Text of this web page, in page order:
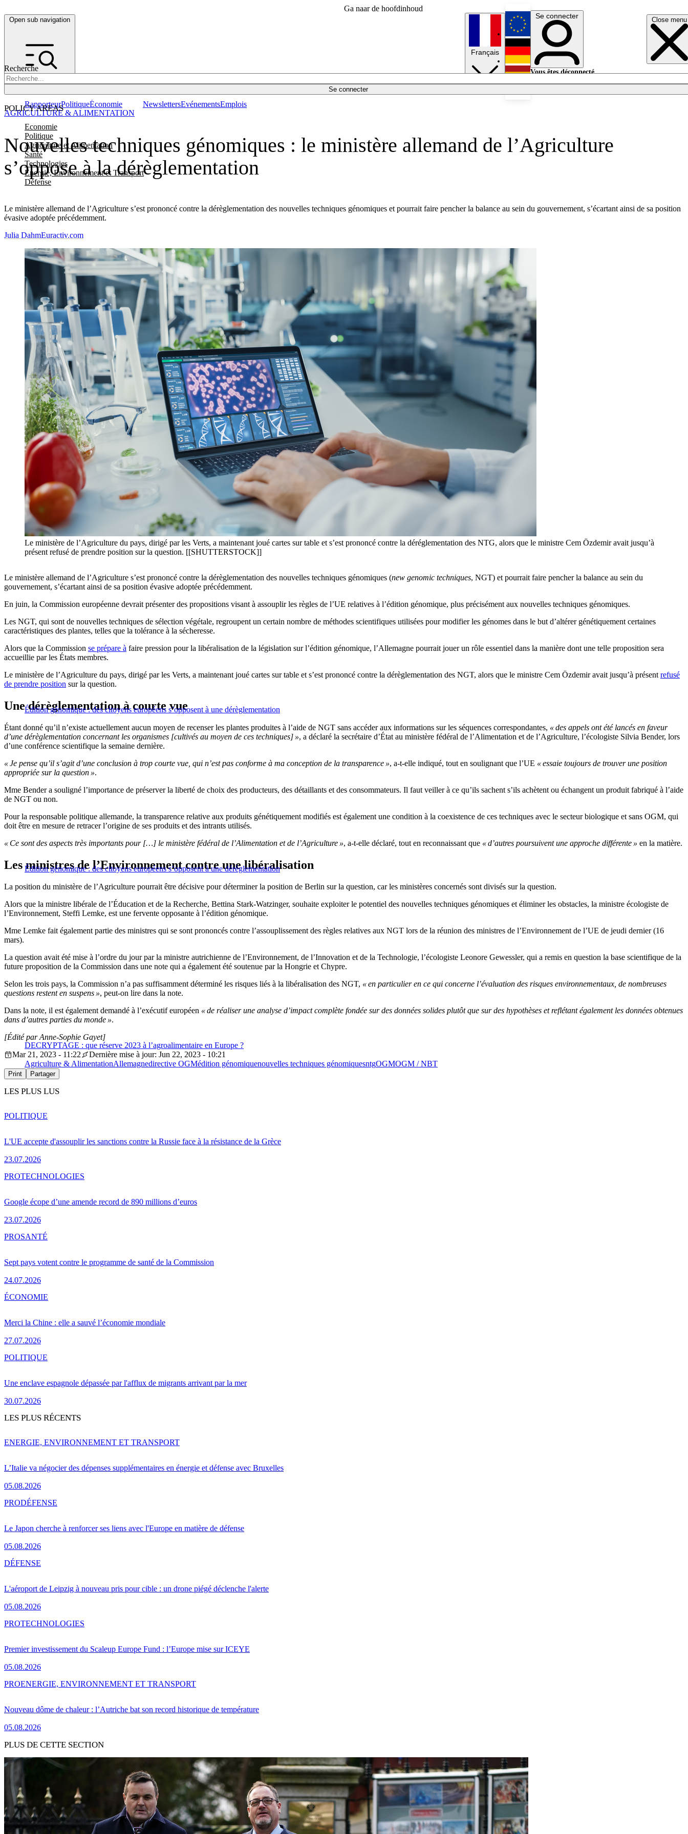
Ga naar de hoofdinhoud
Open sub navigation Close menu
Recherche
Se connecter
POLICY AREAS
Economie
Politique
Agriculture et Alimentation
Santé
Technologies
Energie, Environnement et Transport
Défense
RapporteurPolitiqueÉconomie NewslettersEvénementsEmplois
Français
English
Deutsch
Se connecter
Vous êtes déconnecté.
Nouvelles techniques génomiques : le ministère allemand de l’Agriculture
s’oppose à la dérèglementation
Le ministère allemand de l’Agriculture s’est prononcé contre la dérèglementation des nouvelles techniques génomiques et pourrait faire pencher la balance au sein du gouvernement, s’écartant ainsi de sa position
évasive adoptée précédemment.
AGRICULTURE & ALIMENTATION
Julia DahmEuractiv.com
Le ministère de l’Agriculture du pays, dirigé par les Verts, a maintenant joué cartes sur table et s’est prononcé contre la déréglementation des NTG, alors que le ministre Cem Özdemir avait jusqu’à
présent refusé de prendre position sur la question. [[SHUTTERSTOCK]]
Le ministère allemand de l’Agriculture s’est prononcé contre la dérèglementation des nouvelles techniques génomiques (new genomic techniques, NGT) et pourrait faire pencher la balance au sein du
gouvernement, s’écartant ainsi de sa position évasive adoptée précédemment.
En juin, la Commission européenne devrait présenter des propositions visant à assouplir les règles de l’UE relatives à l’édition génomique, plus précisément aux nouvelles techniques génomiques.
Les NGT, qui sont de nouvelles techniques de sélection végétale, regroupent un certain nombre de méthodes scientifiques utilisées pour modifier les génomes dans le but d’altérer génétiquement certaines
caractéristiques des plantes, telles que la tolérance à la sécheresse.
Alors que la Commission se prépare à faire pression pour la libéralisation de la législation sur l’édition génomique, l’Allemagne pourrait jouer un rôle essentiel dans la manière dont une telle proposition sera
accueillie par les États membres.
Le ministère de l’Agriculture du pays, dirigé par les Verts, a maintenant joué cartes sur table et s’est prononcé contre la dérèglementation des NGT, alors que le ministre Cem Özdemir avait jusqu’à présent refusé
de prendre position sur la question.
Édition génomique : des citoyens européens s’opposent à une dérèglementation
Une dérèglementation à courte vue
Étant donné qu’il n’existe actuellement aucun moyen de recenser les plantes produites à l’aide de NGT sans accéder aux informations sur les séquences correspondantes, « des appels ont été lancés en faveur
d’une dérèglementation concernant les organismes [cultivés au moyen de ces techniques] », a déclaré la secrétaire d’État au ministère fédéral de l’Alimentation et de l’Agriculture, l’écologiste Silvia Bender, lors
d’une conférence scientifique la semaine dernière.
« Je pense qu’il s’agit d’une conclusion à trop courte vue, qui n’est pas conforme à ma conception de la transparence », a-t-elle indiqué, tout en soulignant que l’UE « essaie toujours de trouver une position
appropriée sur la question ».
Mme Bender a souligné l’importance de préserver la liberté de choix des producteurs, des détaillants et des consommateurs. Il faut veiller à ce qu’ils sachent s’ils achètent ou échangent un produit fabriqué à l’aide
de NGT ou non.
Pour la responsable politique allemande, la transparence relative aux produits génétiquement modifiés est également une condition à la coexistence de ces techniques avec le secteur biologique et sans OGM, qui
doit être en mesure de retracer l’origine de ses produits et des intrants utilisés.
« Ce sont des aspects très importants pour […] le ministère fédéral de l’Alimentation et de l’Agriculture », a-t-elle déclaré, tout en reconnaissant que « d’autres poursuivent une approche différente » en la matière.
Édition génomique : des citoyens européens s’opposent à une dérèglementation
Les ministres de l’Environnement contre une libéralisation
La position du ministère de l’Agriculture pourrait être décisive pour déterminer la position de Berlin sur la question, car les ministères concernés sont divisés sur la question.
Alors que la ministre libérale de l’Éducation et de la Recherche, Bettina Stark-Watzinger, souhaite exploiter le potentiel des nouvelles techniques génomiques et éliminer les obstacles, la ministre écologiste de
l’Environnement, Steffi Lemke, est une fervente opposante à l’édition génomique.
Mme Lemke fait également partie des ministres qui se sont prononcés contre l’assouplissement des règles relatives aux NGT lors de la réunion des ministres de l’Environnement de l’UE de jeudi dernier (16
mars).
La question avait été mise à l’ordre du jour par la ministre autrichienne de l’Environnement, de l’Innovation et de la Technologie, l’écologiste Leonore Gewessler, qui a remis en question la base scientifique de la
future proposition de la Commission dans une note qui a également été soutenue par la Hongrie et Chypre.
Selon les trois pays, la Commission n’a pas suffisamment déterminé les risques liés à la libéralisation des NGT, « en particulier en ce qui concerne l’évaluation des risques environnementaux, de nombreuses
questions restent en suspens », peut-on lire dans la note.
Dans la note, il est également demandé à l’exécutif européen « de réaliser une analyse d’impact complète fondée sur des données solides plutôt que sur des hypothèses et reflétant également les données obtenues
dans d’autres parties du monde ».
DECRYPTAGE : que réserve 2023 à l’agroalimentaire en Europe ?
[Édité par Anne-Sophie Gayet]
Mar 21, 2023 - 11:22
Dernière mise à jour: Jun 22, 2023 - 10:21
Agriculture & AlimentationAllemagnedirective OGMédition génomiquenouvelles techniques génomiquesntgOGMOGM / NBT
Print Partager
LES PLUS LUS
L'UE accepte d'assouplir les sanctions contre la Russie face à la résistance de la Grèce
23.07.2026
POLITIQUE
Google écope d’une amende record de 890 millions d’euros
23.07.2026
PROTECHNOLOGIES
Sept pays votent contre le programme de santé de la Commission
24.07.2026
PROSANTÉ
Merci la Chine : elle a sauvé l’économie mondiale
27.07.2026
ÉCONOMIE
Une enclave espagnole dépassée par l'afflux de migrants arrivant par la mer
30.07.2026
POLITIQUE
LES PLUS RÉCENTS
L’Italie va négocier des dépenses supplémentaires en énergie et défense avec Bruxelles
05.08.2026
ENERGIE, ENVIRONNEMENT ET TRANSPORT
Le Japon cherche à renforcer ses liens avec l'Europe en matière de défense
05.08.2026
PRODÉFENSE
L'aéroport de Leipzig à nouveau pris pour cible : un drone piégé déclenche l'alerte
05.08.2026
DÉFENSE
Premier investissement du Scaleup Europe Fund : l’Europe mise sur ICEYE
05.08.2026
PROTECHNOLOGIES
Nouveau dôme de chaleur : l’Autriche bat son record historique de température
05.08.2026
PROENERGIE, ENVIRONNEMENT ET TRANSPORT
PLUS DE CETTE SECTION